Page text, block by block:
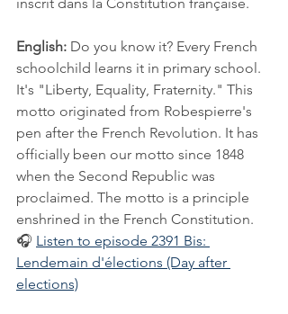
English: Do you know it? Every French
schoolchild learns it in primary school.
It's "Liberty, Equality, Fraternity." This
motto originated from Robespierre's
pen after the French Revolution. It has
officially been our motto since 1848
when the Second Republic was
proclaimed. The motto is a principle
enshrined in the French Constitution.
🎧 Listen to episode 2391 Bis:
Lendemain d'élections (Day after
elections)